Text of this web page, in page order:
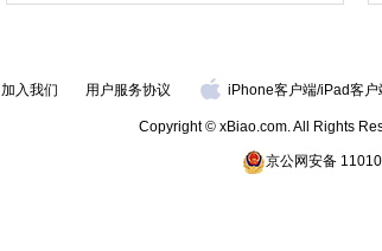
加入我们 用户服务协议 iPhone客户端/iPad客户
Copyright © xBiao.com. All Rights
京公网安备